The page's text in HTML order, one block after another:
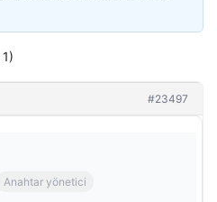
#23497
Anahtar yönetici